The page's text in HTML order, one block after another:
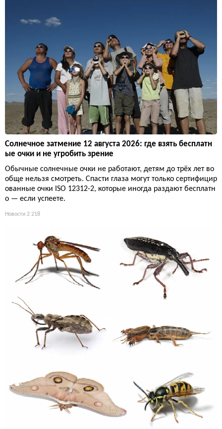
Солнечное затмение 12 августа 2026: где взять бесплатн
ые очки и не угробить зрение
Обычные солнечные очки не работают, детям до трёх лет во
обще нельзя смотреть. Спасти глаза могут только сертифицир
ованные очки ISO 12312-2, которые иногда раздают бесплатн
о — если успеете.
Новости 2 218